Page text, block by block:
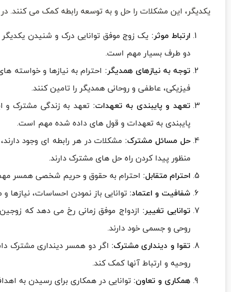
یکدیگر، این مشکلات را حل و به توسعه رابطه کمک می کنند.
ارتباط موثر: یک زوج موفق توانایی درک و شنیدن یکدیگر
دو طرف بسیار مهم است.
توجه به نیازهای همدیگر: احترام به نیازها و خواسته
فیزیکی، عاطفی و روحانی همدیگر را تامین کنند.
تعهد و پایبندی به تعهدات: تعهد به زندگی مشترک و
پایبندی به تعهدات و قول های داده شده مهم است.
حل مسائل مشترک: مشکلات در هر رابطه ای وجود
منظور پیدا کردن راه حل های مشترک دارند.
احترام متقابل: احترام به حقوق و حریم شخصی همسر
شفافیت و اعتماد: توانایی باز نمودن احساسات،
توانایی تغییر: ازدواج موفق زمانی رخ می دهد که
روحی و جسمی خود دارند.
تقوا و دینداری مشترک: اگر دو همسر دینداری مشترک
روحیه و ارتباط آنها کمک کند.
همکاری و تعاون: توانایی در همکاری برای رسیدن به